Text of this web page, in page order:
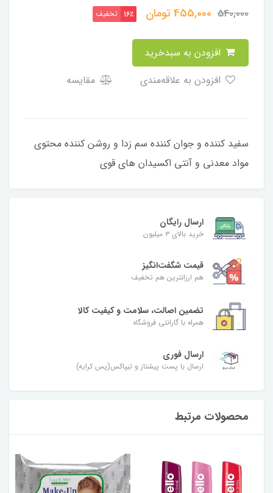
540,000
455,000تومان 16٪ تخفیف
مقایسه
سفید کننده و جوان کننده سم زدا و روشن کننده محتوی
مواد معدنی و آنتی اکسیدان های قوی
ارسال رایگان
خرید بالای ۳ میلیون
قیمت شگفت‌انگیز
هم ارزانترین هم تخفیف
تضمین اصالت، سلامت و کیفیت کالا
همراه با گارانتی فروشگاه
ارسال فوری
ارسال با پست پیشتاز و تیپاکس(پس کرایه)
محصولات مرتبط